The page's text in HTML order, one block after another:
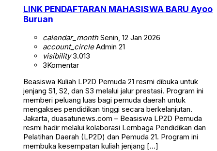
LINK PENDAFTARAN MAHASISWA BARU Ayoo
Buruan
calendar_monthSenin, 12 Jan 2026
account_circleAdmin 21
visibility3.013
3Komentar
Beasiswa Kuliah LP2D Pemuda 21 resmi dibuka untuk
jenjang S1, S2, dan S3 melalui jalur prestasi. Program ini
memberi peluang luas bagi pemuda daerah untuk
mengakses pendidikan tinggi secara berkelanjutan.
Jakarta, duasatunews.com – Beasiswa LP2D Pemuda
resmi hadir melalui kolaborasi Lembaga Pendidikan dan
Pelatihan Daerah (LP2D) dan Pemuda 21. Program ini
membuka kesempatan kuliah jenjang […]